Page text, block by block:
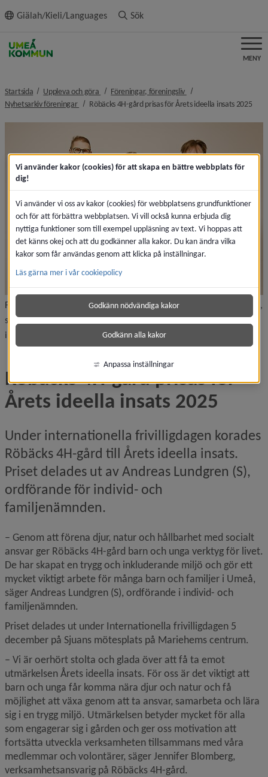
innehållet
Giälah/Kieli/Languages Sök
MENY
Startsida Uppleva och göra nivå i brödsmulenavigeringen
Föreningar, föreningsliv nivå i
Nyhetsarkiv föreningar nivå i brödsmulenavigeringen
Röbäcks 4H-gård prisas för Årets ideella insats 2025nivå
Från vänster: Per-Olof Kekäläinen, vice ordförande, Alva Sjöström,
sekreterare, Röbäcks 4H-gård och Andreas Lundgren, ordförande
individ- och familjenämnden.
Röbäcks 4H-gård prisas för
Årets ideella insats 2025
Under internationella frivilligdagen korades
Röbäcks 4H-gård till Årets ideella insats.
Priset delades ut av Andreas Lundgren (S),
ordförande för individ- och
familjenämnden.
– Genom att förena djur, natur och hållbarhet med socialt
ansvar ger Röbäcks 4H-gård barn och unga verktyg för livet.
De har skapat en trygg och inkluderande miljö och gör ett
mycket viktigt arbete för många barn och familjer i Umeå,
säger Andreas Lundgren (S), ordförande i individ- och
familjenämnden.
Priset delades ut under Internationella frivilligdagen 5
december på Sjuans mötesplats på Mariehems centrum.
– Vi är oerhört stolta och glada över att få ta emot
utmärkelsen Årets ideella insats. För oss är det viktigt att
barn och unga får komma nära djur och natur och få
möjlighet att växa genom att ta ansvar, samarbeta och lära
sig i en trygg miljö. Utmärkelsen betyder mycket för alla
som engagerar sig i gården och ger oss motivation att
fortsätta utveckla verksamheten tillsammans med våra
medlemmar och volontärer, säger Jennifer Blomberg,
verksamhetsansvarig på Röbäcks 4H-gård.
Vi använder kakor (cookies) för att skapa en bättre webbplats för
dig!
Vi använder vi oss av kakor (cookies) för webbplatsens grundfunktioner
och för att förbättra webbplatsen. Vi vill också kunna erbjuda dig
nyttiga funktioner som till exempel uppläsning av text. Vi hoppas att
det känns okej och att du godkänner alla kakor. Du kan ändra vilka
kakor som får användas genom att klicka på inställningar.
Läs gärna mer i vår cookiepolicy
Godkänn nödvändiga kakor
Godkänn alla kakor
Anpassa inställningar